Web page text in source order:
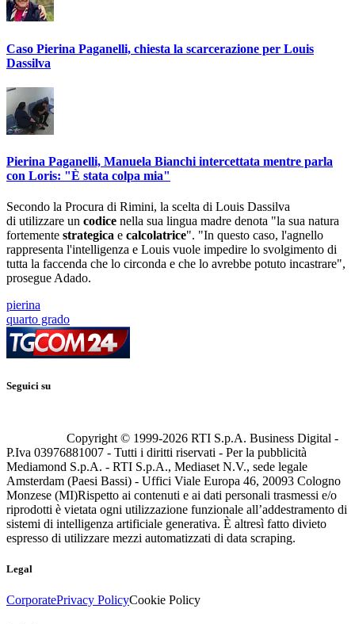
Caso Pierina Paganelli, chiesta la scarcerazione per Louis
Dassilva
Pierina Paganelli, Manuela Bianchi intercettata mentre parla
con Loris: "È stata colpa mia"
Secondo la Procura di Rimini, la scelta di Louis Dassilva
di utilizzare un codice nella sua lingua madre denota "la sua natura
fortemente strategica e calcolatrice". "In questo caso, l'agnello
rappresenta l'intelligenza e Louis vuole impedire lo svolgimento di
tutta la faccenda che lo circonda e che lo avrebbe potuto incastrare",
prosegue Adado.
pierina
quarto grado
Seguici su
Copyright © 1999-2026 RTI S.p.A. Business Digital -
P.Iva 03976881007 - Tutti i diritti riservati - Per la pubblicità
Mediamond S.p.A. - RTI S.p.A., Mediaset N.V., sede legale
Amsterdam (Paesi Bassi) - Uffici Viale Europa 46, 20093 Cologno
Monzese (MI)Rispetto ai contenuti e ai dati personali trasmessi e/o
riprodotti è vietata ogni utilizzazione funzionale all’addestramento di
sistemi di intelligenza artificiale generativa. È altresì fatto divieto
espresso di utilizzare mezzi automatizzati di data scraping.
Legal
CorporatePrivacy PolicyCookie Policy